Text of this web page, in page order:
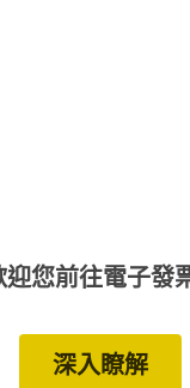
您前往電子
深入瞭解